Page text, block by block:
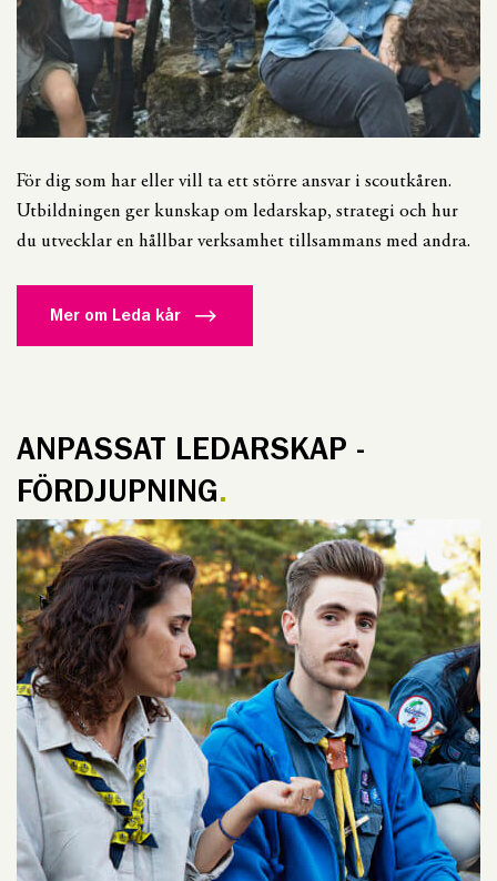
För dig som har eller vill ta ett större ansvar i scoutkåren.
Utbildningen ger kunskap om ledarskap, strategi och hur
du utvecklar en hållbar verksamhet tillsammans med andra.
Mer om Leda kår
ANPASSAT LEDARSKAP -
FÖRDJUPNING